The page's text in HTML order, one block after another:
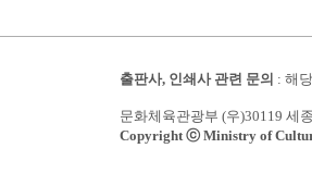
출판사, 인쇄사 관련 문의 : 해
문화체육관광부 (우)30119 세
Copyright ⓒ Ministry of